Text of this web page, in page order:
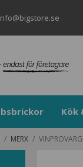
Kök
/ MERX /